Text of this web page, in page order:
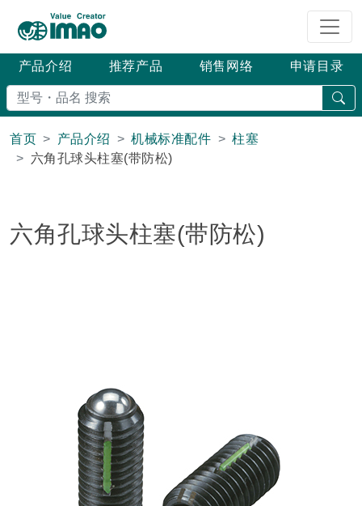
产品介绍 推荐产品 销售网络 申请目录
首页 产品介绍 机械标准配件
柱塞
六角孔球头柱塞(带防松)
六角孔球头柱塞(带防松)